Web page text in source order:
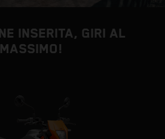
INSERITA, GIRI AL
MASSIMO!